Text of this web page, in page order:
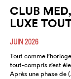
CLUB
LUXE
JUIN 2026
Tout comme
tout-compris s’est
Après une phase de